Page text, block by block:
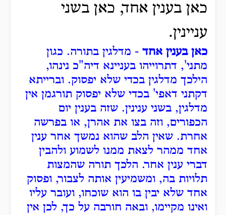
כאן בענין אחד, כאן בשני
עניינין.
כאן בענין אחד - מדלגין בתורה. כגון
מתני', דתרוייהו בעניינא דיה"כ נינהו,
הילכך מדלגין בכדי שלא יפסוק. וברייתא
דקתני דאפי' בכדי שלא יפסוק תורגמן אין
מדלגין, בשני ענינין. שזה בענין יום
הכפורים, וזה בצו את אהרן, או בפרשה
אחרת. שאין הלב שהוא נמשך אחר ענין
אחד ממהר לצאת ממנו לשמוע ולהבין
דברי ענין אחר. הלכך תורה שהמצות
תלויות בה, ומשמיעין אותה לצבור, ופסוק
אחד שלא יבין בו הוא שוכחו, ועובר עליו
ואינו מקיימו, ובאה חורבה על כך, לכן אין